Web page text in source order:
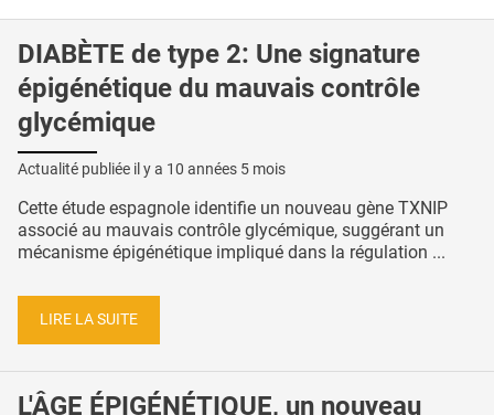
DIABÈTE de type 2: Une signature
épigénétique du mauvais contrôle
glycémique
Actualité publiée il y a 10 années 5 mois
Cette étude espagnole identifie un nouveau gène TXNIP
associé au mauvais contrôle glycémique, suggérant un
mécanisme épigénétique impliqué dans la régulation ...
LIRE LA SUITE
L'ÂGE ÉPIGÉNÉTIQUE, un nouveau